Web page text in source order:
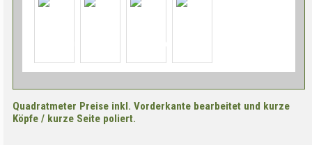
Quadratmeter Preise inkl. Vorderkante bearbeitet und kurze
Köpfe / kurze Seite poliert.